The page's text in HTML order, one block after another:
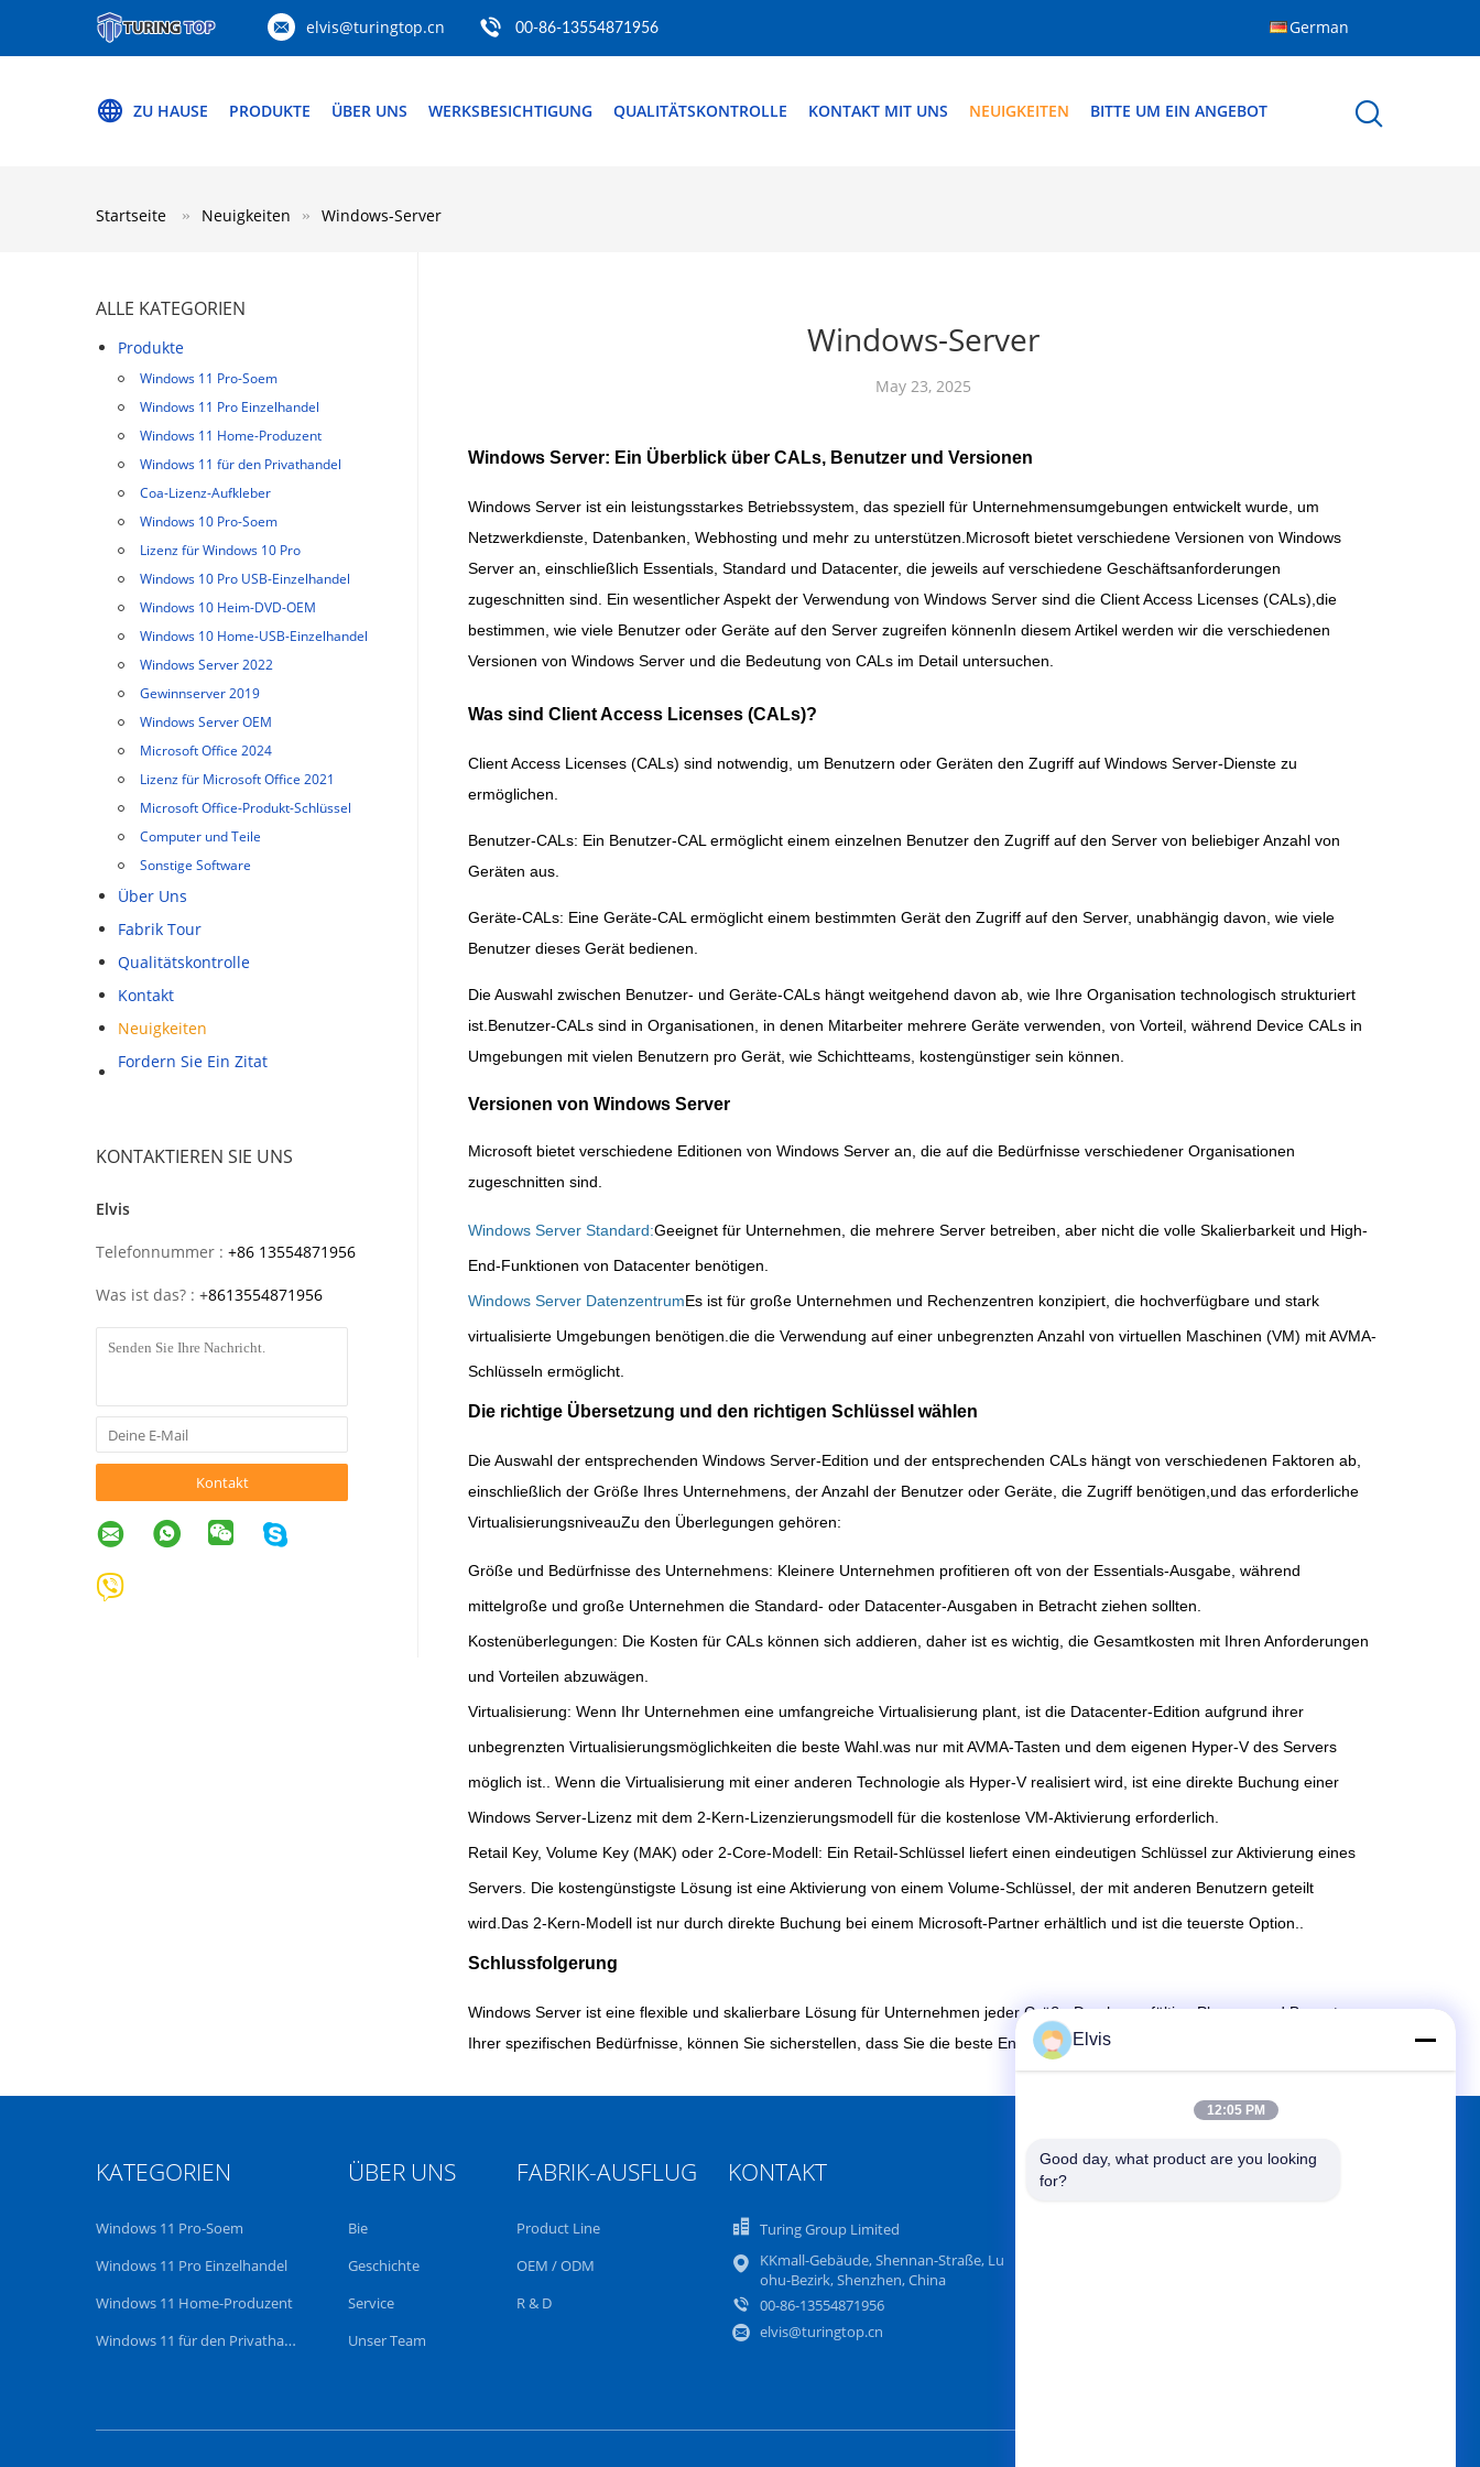
elvis@turingtop.cn 00-86-13554871956 German
ZU HAUSE PRODUKTE ÜBER UNS WERKSBESICHTIGUNG QUALITÄTSKONTROLLE KONTAKT MIT UNS NEUIGKEITEN BITTE UM EIN ANGEBOT
Startseite Neuigkeiten Windows-Server
ALLE KATEGORIEN
Produkte
Windows 11 Pro-Soem
Windows 11 Pro Einzelhandel
Windows 11 Home-Produzent
Windows 11 für den Privathandel
Coa-Lizenz-Aufkleber
Windows 10 Pro-Soem
Lizenz für Windows 10 Pro
Windows 10 Pro USB-Einzelhandel
Windows 10 Heim-DVD-OEM
Windows 10 Home-USB-Einzelhandel
Windows Server 2022
Gewinnserver 2019
Windows Server OEM
Microsoft Office 2024
Lizenz für Microsoft Office 2021
Microsoft Office-Produkt-Schlüssel
Computer und Teile
Sonstige Software
Über Uns
Fabrik Tour
Qualitätskontrolle
Kontakt
Neuigkeiten
Fordern Sie Ein Zitat
KONTAKTIEREN SIE UNS
Elvis
Telefonnummer : +86 13554871956
Was ist das? : +8613554871956
Kontakt
Windows-Server
May 23, 2025
Windows Server: Ein Überblick über CALs, Benutzer und Versionen
Windows Server ist ein leistungsstarkes Betriebssystem, das speziell für Unternehmensumgebungen entwickelt wurde, um
Netzwerkdienste, Datenbanken, Webhosting und mehr zu unterstützen.Microsoft bietet verschiedene Versionen von Windows
Server an, einschließlich Essentials, Standard und Datacenter, die jeweils auf verschiedene Geschäftsanforderungen
zugeschnitten sind. Ein wesentlicher Aspekt der Verwendung von Windows Server sind die Client Access Licenses (CALs),die
bestimmen, wie viele Benutzer oder Geräte auf den Server zugreifen könnenIn diesem Artikel werden wir die verschiedenen
Versionen von Windows Server und die Bedeutung von CALs im Detail untersuchen.
Was sind Client Access Licenses (CALs)?
Client Access Licenses (CALs) sind notwendig, um Benutzern oder Geräten den Zugriff auf Windows Server-Dienste zu
ermöglichen.
Benutzer-CALs: Ein Benutzer-CAL ermöglicht einem einzelnen Benutzer den Zugriff auf den Server von beliebiger Anzahl von
Geräten aus.
Geräte-CALs: Eine Geräte-CAL ermöglicht einem bestimmten Gerät den Zugriff auf den Server, unabhängig davon, wie viele
Benutzer dieses Gerät bedienen.
Die Auswahl zwischen Benutzer- und Geräte-CALs hängt weitgehend davon ab, wie Ihre Organisation technologisch strukturiert
ist.Benutzer-CALs sind in Organisationen, in denen Mitarbeiter mehrere Geräte verwenden, von Vorteil, während Device CALs in
Umgebungen mit vielen Benutzern pro Gerät, wie Schichtteams, kostengünstiger sein können.
Versionen von Windows Server
Microsoft bietet verschiedene Editionen von Windows Server an, die auf die Bedürfnisse verschiedener Organisationen
zugeschnitten sind.
Windows Server Standard:Geeignet für Unternehmen, die mehrere Server betreiben, aber nicht die volle Skalierbarkeit und High-
End-Funktionen von Datacenter benötigen.
Windows Server DatenzentrumEs ist für große Unternehmen und Rechenzentren konzipiert, die hochverfügbare und stark
virtualisierte Umgebungen benötigen.die die Verwendung auf einer unbegrenzten Anzahl von virtuellen Maschinen (VM) mit AVMA-
Schlüsseln ermöglicht.
Die richtige Übersetzung und den richtigen Schlüssel wählen
Die Auswahl der entsprechenden Windows Server-Edition und der entsprechenden CALs hängt von verschiedenen Faktoren ab,
einschließlich der Größe Ihres Unternehmens, der Anzahl der Benutzer oder Geräte, die Zugriff benötigen,und das erforderliche
VirtualisierungsniveauZu den Überlegungen gehören:
Größe und Bedürfnisse des Unternehmens: Kleinere Unternehmen profitieren oft von der Essentials-Ausgabe, während
mittelgroße und große Unternehmen die Standard- oder Datacenter-Ausgaben in Betracht ziehen sollten.
Kostenüberlegungen: Die Kosten für CALs können sich addieren, daher ist es wichtig, die Gesamtkosten mit Ihren Anforderungen
und Vorteilen abzuwägen.
Virtualisierung: Wenn Ihr Unternehmen eine umfangreiche Virtualisierung plant, ist die Datacenter-Edition aufgrund ihrer
unbegrenzten Virtualisierungsmöglichkeiten die beste Wahl.was nur mit AVMA-Tasten und dem eigenen Hyper-V des Servers
möglich ist.. Wenn die Virtualisierung mit einer anderen Technologie als Hyper-V realisiert wird, ist eine direkte Buchung einer
Windows Server-Lizenz mit dem 2-Kern-Lizenzierungsmodell für die kostenlose VM-Aktivierung erforderlich.
Retail Key, Volume Key (MAK) oder 2-Core-Modell: Ein Retail-Schlüssel liefert einen eindeutigen Schlüssel zur Aktivierung eines
Servers. Die kostengünstigste Lösung ist eine Aktivierung von einem Volume-Schlüssel, der mit anderen Benutzern geteilt
wird.Das 2-Kern-Modell ist nur durch direkte Buchung bei einem Microsoft-Partner erhältlich und ist die teuerste Option..
Schlussfolgerung
Windows Server ist eine flexible und skalierbare Lösung für Unternehmen jeder Größe.Durch sorgfältige Planung und Bewertung
Ihrer spezifischen Bedürfnisse, können Sie sicherstellen, dass Sie die beste Entscheidung für Ihre Organisation treffen.
KATEGORIEN
Windows 11 Pro-Soem
Windows 11 Pro Einzelhandel
Windows 11 Home-Produzent
Windows 11 für den Privathandel
ÜBER UNS
Bie
Geschichte
Service
Unser Team
FABRIK-AUSFLUG
Product Line
OEM / ODM
R & D
KONTAKT
Turing Group Limited
KKmall-Gebäude, Shennan-Straße, Lu
ohu-Bezirk, Shenzhen, China
00-86-13554871956
elvis@turingtop.cn
FINDEN SIE UNS AUF
Elvis
12:05 PM
Good day, what product are you looking
for?